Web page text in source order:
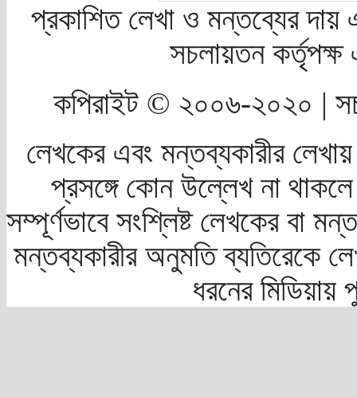
প্রকাশিত লেখা ও মন্তব্যের দায়
সচলায়তন
কপিরাইট © ২০০৬-২০২০ |
লেখকের এবং মন্তব্যকারীর
প্রসঙ্গে কোন উল্লেখ না
সম্পূর্ণভাবে সংশ্লিষ্ট লেখকের বা
মন্তব্যকারীর অনুমতি ব্যতিরেকে
ধরনের মিডিয়ায়